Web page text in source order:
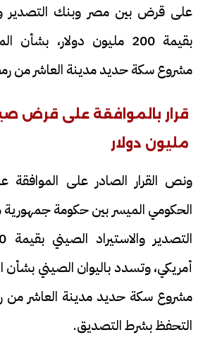
على قرض بين مصر وبنك التصدير
بقيمة 200 مليون دولار،
مشروع سكة حديد مدينة العاشر من
مليون دولار
ونص القرار الصادر على الموافقة
الحكومي الميسر بين حكومة جمهورية
أمريكي، وتسدد باليوان الصيني بشأن
مشروع سكة حديد مدينة العاشر
التحفظ بشرط التصديق.